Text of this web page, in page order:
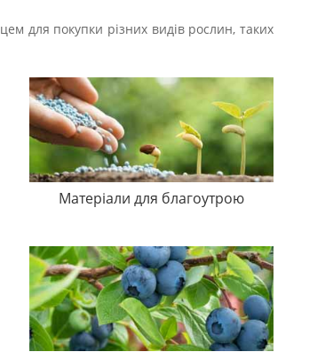
для покупки різних видів рослин, таких
Матеріали для благоутрою